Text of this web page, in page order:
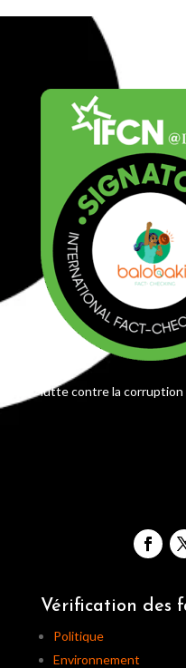
lutte contre la corruption
Vérification des
Politique
Environnement